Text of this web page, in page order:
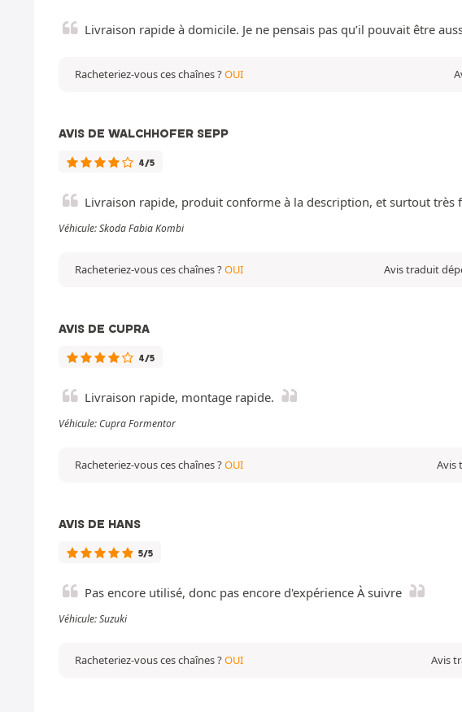
Livraison rapide à domicile. Je ne pensais pas qu’il pouvait être
Racheteriez-vous ces chaînes ?OUI
AVIS DE WALCHHOFER SEPP
4/5
Livraison rapide, produit conforme à la description, et surtout très
Véhicule: Skoda Fabia Kombi
Avis traduit
Racheteriez-vous ces chaînes ?OUI
AVIS DE CUPRA
4/5
Livraison rapide, montage rapide.
Véhicule: Cupra Formentor
Avis
Racheteriez-vous ces chaînes ?OUI
AVIS DE HANS
5/5
Pas encore utilisé, donc pas encore d'expérience À suivre
Véhicule: Suzuki
Avis
Racheteriez-vous ces chaînes ?OUI